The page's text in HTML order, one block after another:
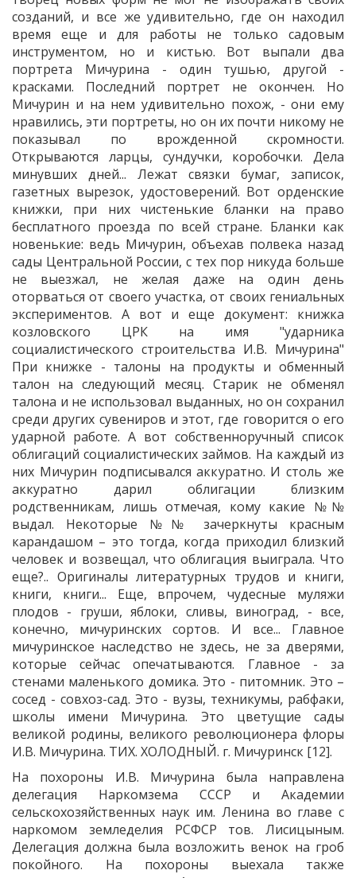
созданий, и все же удивительно, где он находил
время еще и для работы не только садовым
инструментом, но и кистью. Вот выпали два
портрета Мичурина - один тушью, другой -
красками. Последний портрет не окончен. Но
Мичурин и на нем удивительно похож, - они ему
нравились, эти портреты, но он их почти никому не
показывал по врожденной скромности.
Открываются ларцы, сундучки, коробочки. Дела
минувших дней... Лежат связки бумаг, записок,
газетных вырезок, удостоверений. Вот орденские
книжки, при них чистенькие бланки на право
бесплатного проезда по всей стране. Бланки как
новенькие: ведь Мичурин, объехав полвека назад
сады Центральной России, с тех пор никуда больше
не выезжал, не желая даже на один день
оторваться от своего участка, от своих гениальных
экспериментов. А вот и еще документ: книжка
козловского ЦРК на имя "ударника
социалистического строительства И.В. Мичурина"
При книжке - талоны на продукты и обменный
талон на следующий месяц. Старик не обменял
талона и не использовал выданных, но он сохранил
среди других сувениров и этот, где говорится о его
ударной работе. А вот собственноручный список
облигаций социалистических займов. На каждый из
них Мичурин подписывался аккуратно. И столь же
аккуратно дарил облигации близким
родственникам, лишь отмечая, кому какие №№
выдал. Некоторые №№ зачеркнуты красным
карандашом – это тогда, когда приходил близкий
человек и возвещал, что облигация выиграла. Что
еще?.. Оригиналы литературных трудов и книги,
книги, книги... Еще, впрочем, чудесные муляжи
плодов - груши, яблоки, сливы, виноград, - все,
конечно, мичуринских сортов. И все... Главное
мичуринское наследство не здесь, не за дверями,
которые сейчас опечатываются. Главное - за
стенами маленького домика. Это - питомник. Это –
сосед - совхоз-сад. Это - вузы, техникумы, рабфаки,
школы имени Мичурина. Это цветущие сады
великой родины, великого революционера флоры
И.В. Мичурина. ТИХ. ХОЛОДНЫЙ. г. Мичуринск [12].
На похороны И.В. Мичурина была направлена
делегация Наркомзема СССР и Академии
сельскохозяйственных наук им. Ленина во главе с
наркомом земледелия РСФСР тов. Лисицыным.
Делегация должна была возложить венок на гроб
покойного. На похороны выехала также